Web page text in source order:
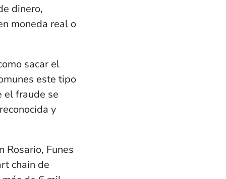
dinero,
moneda real o
sacar el
este tipo
el fraude se
y
Rosario, Funes
chain de